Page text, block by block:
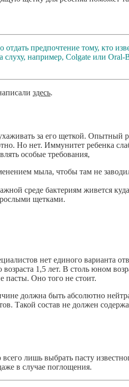
предпочтение тому, кто
например, Colgate или
здесь.
за его щеткой. Опытный
Но нет. Иммунитет ребенка
особые требования,
мыла, чтобы там не
среде бактериям живется
щетками.
нет единого варианта
1,5 лет. В столь юном
пасты. Оно того не стоит.
должна быть абсолютно
Такой состав не должен
лишь выбрать пасту
в случае поглощения.